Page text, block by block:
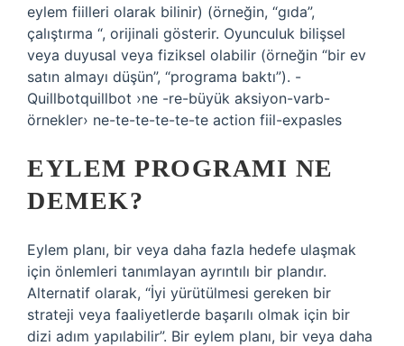
eylem fiilleri olarak bilinir) (örneğin, “gıda”,
çalıştırma “, orijinali gösterir. Oyunculuk bilişsel
veya duyusal veya fiziksel olabilir (örneğin “bir ev
satın almayı düşün”, “programa baktı”). -
Quillbotquillbot ›ne -re-büyük aksiyon-varb-
örnekler› ne-te-te-te-te-te action fiil-expasles
EYLEM PROGRAMI NE
DEMEK?
Eylem planı, bir veya daha fazla hedefe ulaşmak
için önlemleri tanımlayan ayrıntılı bir plandır.
Alternatif olarak, “İyi yürütülmesi gereken bir
strateji veya faaliyetlerde başarılı olmak için bir
dizi adım yapılabilir”. Bir eylem planı, bir veya daha